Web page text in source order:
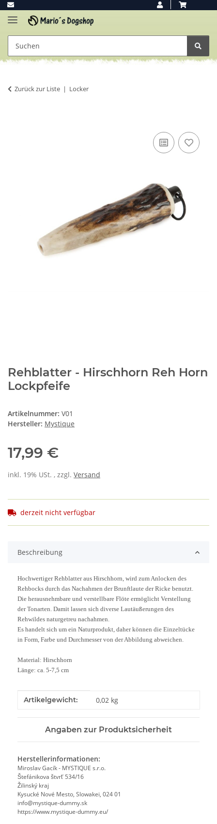
Zurück zur Liste Locker
Rehblatter - Hirschhorn Reh Horn
Lockpfeife
Artikelnummer: V01
Hersteller: Mystique
17,99 €
inkl. 19% USt. , zzgl. Versand
derzeit nicht verfügbar
Beschreibung
Hochwertiger Rehblatter aus Hirschhorn, wird zum Anlocken des
Rehbocks durch das Nachahmen der Brunftlaute der Ricke benutzt.
Die herausnehmbare und verstellbare Flöte ermöglicht Verstellung
der Tonarten. Damit lassen sich diverse Lautäußerungen des
Rehwildes naturgetreu nachahmen.
Es handelt sich um ein Naturprodukt, daher können die Einzeltücke
in Form, Farbe und Durchmesser von der Abbildung abweichen.
Material: Hirschhorn
Länge: ca. 5-7,5 cm
Produkteigenschaft
Wert
Artikelgewicht: 0,02 kg
Angaben zur Produktsicherheit
Herstellerinformationen:
Miroslav Gacík - MYSTIQUE s.r.o.
Štefánikova štvrť 534/16
Žilinský kraj
Kysucké Nové Mesto, Slowakei, 024 01
info@mystique-dummy.sk
https://www.mystique-dummy.eu/